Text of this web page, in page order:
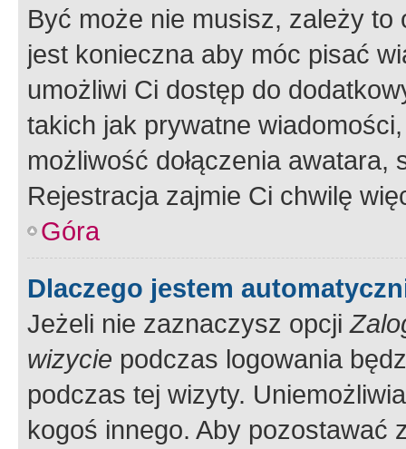
Być może nie musisz, zależy
jest konieczna aby móc pisać
umożliwi Ci dostęp do
takich jak prywatne
możliwość dołączenia
Rejestracja zajmie Ci chwilę
Góra
Dlaczego jestem
Jeżeli nie zaznaczysz opcji
wizycie podczas logowania
podczas tej wizyty.
kogoś innego. Aby pozostawać